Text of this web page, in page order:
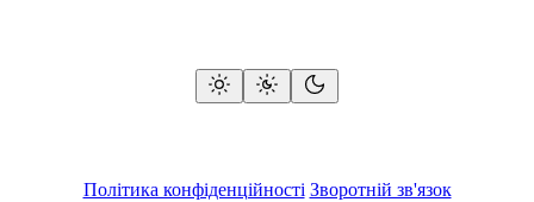
Політика конфіденційності Зворотній зв'язок